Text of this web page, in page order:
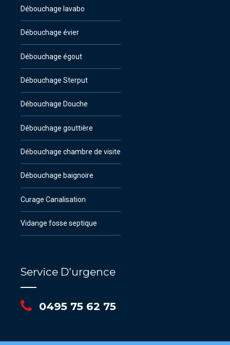
Débouchage lavabo
Débouchage évier
Débouchage égout
Débouchage Sterput
Débouchage Douche
Débouchage gouttière
Débouchage chambre de visite
Débouchage baignoire
Curage Canalisation
Vidange fosse septique
Service D'urgence
0495 75 62 75